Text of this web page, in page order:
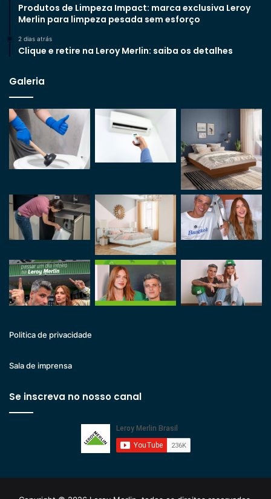
Produtos de Limpeza Impact: marca exclusiva Leroy
Merlin para limpeza pesada sem esforço
2 dias atrás
Clique e retire na Leroy Merlin: saiba os detalhes
Galeria
Politica de privacidade
Sala de imprensa
Se inscreva no nosso canal